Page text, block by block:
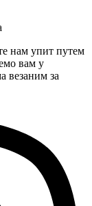
нам упит путем
вам у
везаним за